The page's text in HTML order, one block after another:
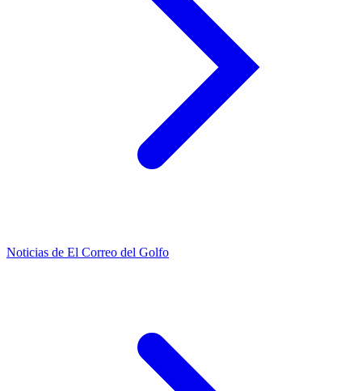
Noticias de El Correo del Golfo